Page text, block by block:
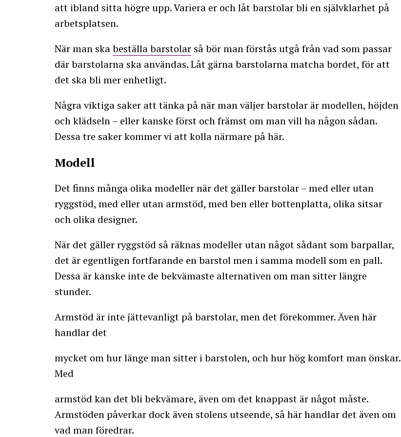
att ibland sitta högre upp. Variera er och låt barstolar bli en självklarhet på
arbetsplatsen.
När man skabeställa barstolar så bör man förstås utgå från vad som passar
där barstolarna ska användas. Låt gärna barstolarna matcha bordet, för att
det ska bli mer enhetligt.
Några viktiga saker att tänka på när man väljer barstolar är modellen, höjden
och klädseln – eller kanske först och främst om man vill ha någon sådan.
Dessa tre saker kommer vi att kolla närmare på här.
Modell
Det finns många olika modeller när det gäller barstolar – med eller utan
ryggstöd, med eller utan armstöd, med ben eller bottenplatta, olika sitsar
och olika designer.
När det gäller ryggstöd så räknas modeller utan något sådant som barpallar,
det är egentligen fortfarande en barstol men i samma modell som en pall.
Dessa är kanske inte de bekvämaste alternativen om man sitter längre
stunder.
Armstöd är inte jättevanligt på barstolar, men det förekommer. Även här
handlar det
mycket om hur länge man sitter i barstolen, och hur hög komfort man önskar.
Med
armstöd kan det bli bekvämare, även om det knappast är något måste.
Armstöden påverkar dock även stolens utseende, så här handlar det även om
vad man föredrar.